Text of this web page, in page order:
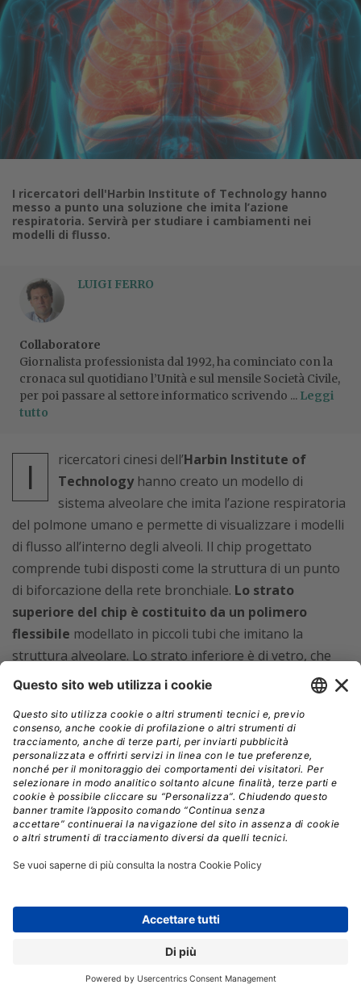
I ricercatori dell'Harbin Institute of Technology hanno
messo a punto una soluzione che imita l’azione
respiratoria. Servirà per studiare i cambiamenti nei
modelli di flusso.
LUIGI FERRO
Collaboratore
Giornalista professionista dal 1992, ha cominciato con la
cronaca sul quotidiano l’Unità e sul mensile Società Civile,
per poi passare al settore informatico scrivendo ... Leggi
tutto
I ricercatori cinesi dell’Harbin Institute of
Technologyhanno creato un modello di
sistema alveolare che imita l’azione respiratoria
del polmone umano e permette di visualizzare i modelli
di flusso all’interno degli alveoli. Il chip progettato
comprende tubi disposti come la struttura di un punto
di biforcazione della rete bronchiale. Lo strato
superiore del chip è costituito da un polimero
flessibile modellato in piccoli tubi che imitano la
struttura alveolare. Lo strato inferiore è di vetro, che
consente agli autori di visualizzare il flusso di fluidi
attraverso i tubi. Gli alveoli sono le unità funzionali di
base del sistema respiratorio umano e agiscono come
piccole sacche d’aria che scambiano gas. L’aria inspirata
attraverso la bocca e il naso fluisce nei polmoni
attraverso la struttura ramificata dei tubi bronchiali, e
gli alveoli appaiono nelle sezioni profonde di questa
rete.
Per comprendere e trattare appieno le malattie
flusso dell’aria
e del particolato attraverso gli alveoli.
Per imitare la respirazione, gli scienziati hanno ideato
un sistema in cui il gas è stato pressurizzato in modo
sinusoidale e pompato intorno ai tubi flessibili. In